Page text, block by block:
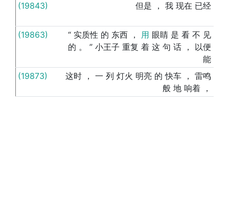
(19843) 但是 ， 我 现在 已经
(19863) “ 实质性 的 东西 ， 用 眼睛 是 看 不 见
的 。 ” 小王子 重复 着 这 句 话 ，
以便
能
(19873) 这时 ， 一 列 灯火 明亮 的 快车 ， 雷鸣
般 地 响着 ，